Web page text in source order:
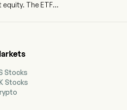
The ETF
Stocks
Stocks